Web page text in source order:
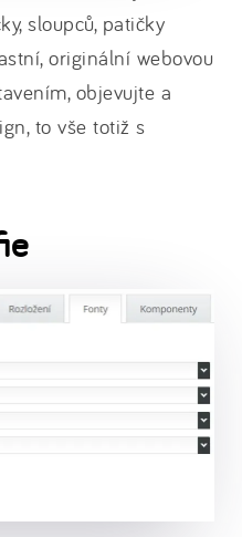
sloupců, patičky
originální webovou
objevujte a
to vše totiž s